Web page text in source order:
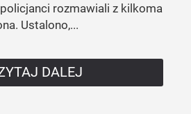
rozmawiali z kilkoma
Ustalono,...
DALEJ